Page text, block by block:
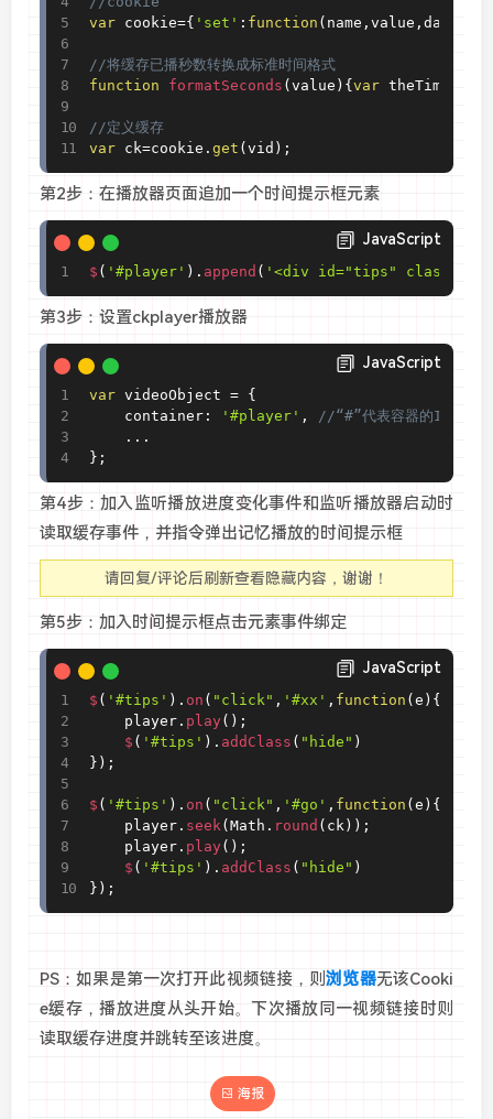
var cookie={ 'set' : function ( name , value , days
//将缓存已播秒数转换成标准时间格式
function formatSeconds ( value ) { var theTime
//定义缓存
var ck=cookie . get ( vid ) ;
第2步 ： 在播放器页面追加一个时间提示框元素
JavaScript
$ ( '#player' ) . append ( '<div id="tips"
第3步：设置ckplayer播放器
JavaScript
var videoObject = {
    container
: '#player' ,
//“#”代表容器的ID，
. . .
} ;
第4步：加入监听播放进度变化事件和监听播放器启动时
读取缓存事件，并指令弹出记忆播放的时间提示框
请回复/评论后刷新查看隐藏内容，谢谢！
第5步 ：加入时间提示框点击元素事件绑定
JavaScript
$ ( '#tips' ) . on ( "click" , '#xx' , function (e ) {
	player
. play( ) ;
$ ( '#tips' ) . addClass ( "hide" )
} ) ;
$ ( '#tips' ) . on ( "click" , '#go' , function (e ) {
	player
. seek (Math . round ( ck ) ) ;
	player
. play( ) ;
$ ( '#tips' ) . addClass ( "hide" )
} ) ;
PS：如果是第一次打开此视频链接，则浏览器无该Cooki
e缓存，播放进度从头开始。下次播放同一视频链接时则
读取缓存进度并跳转至该进度。
海报